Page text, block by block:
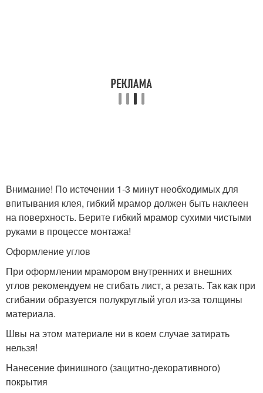
Внимание! По истечении 1-3 минут необходимых для
впитывания клея, гибкий мрамор должен быть наклеен
на поверхность. Берите гибкий мрамор сухими чистыми
руками в процессе монтажа!
Оформление углов
При оформлении мрамором внутренних и внешних
углов рекомендуем не сгибать лист, а резать. Так как при
сгибании образуется полукруглый угол из-за толщины
материала.
Швы на этом материале ни в коем случае затирать
нельзя!
Нанесение финишного (защитно-декоративного)
покрытия